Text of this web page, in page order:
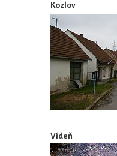
Kozlov
Vídeň